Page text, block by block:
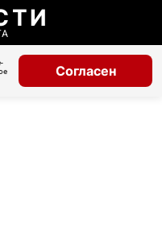
Согласен